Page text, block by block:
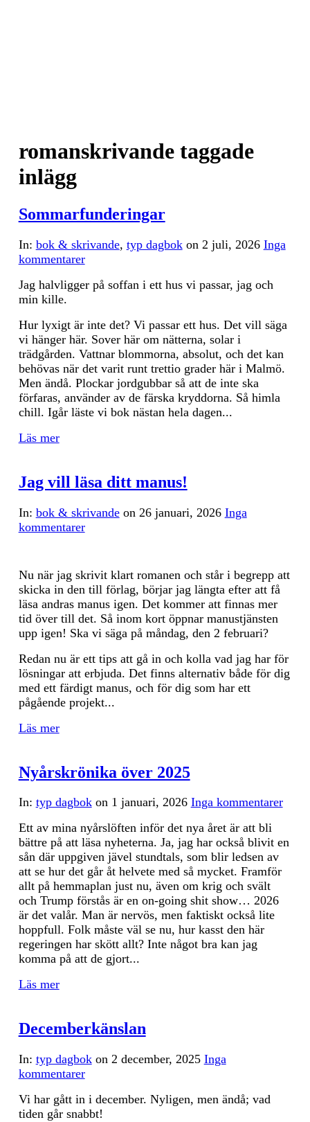
romanskrivande taggade
inlägg
Sommarfunderingar
In: bok & skrivande, typ dagbokon 2 juli, 2026 Inga
kommentarer
Jag halvligger på soffan i ett hus vi passar, jag och
min kille.
Hur lyxigt är inte det? Vi passar ett hus. Det vill säga
vi hänger här. Sover här om nätterna, solar i
trädgården. Vattnar blommorna, absolut, och det kan
behövas när det varit runt trettio grader här i Malmö.
Men ändå. Plockar jordgubbar så att de inte ska
förfaras, använder av de färska kryddorna. Så himla
chill. Igår läste vi bok nästan hela dagen...
Läs mer
Jag vill läsa ditt manus!
In: bok & skrivandeon 26 januari, 2026 Inga
kommentarer
Nu när jag skrivit klart romanen och står i begrepp att
skicka in den till förlag, börjar jag längta efter att få
läsa andras manus igen. Det kommer att finnas mer
tid över till det. Så inom kort öppnar manustjänsten
upp igen! Ska vi säga på måndag, den 2 februari?
Redan nu är ett tips att gå in och kolla vad jag har för
lösningar att erbjuda. Det finns alternativ både för dig
med ett färdigt manus, och för dig som har ett
pågående projekt...
Läs mer
Nyårskrönika över 2025
In: typ dagbokon 1 januari, 2026 Inga kommentarer
Ett av mina nyårslöften inför det nya året är att bli
bättre på att läsa nyheterna. Ja, jag har också blivit en
sån där uppgiven jävel stundtals, som blir ledsen av
att se hur det går åt helvete med så mycket. Framför
allt på hemmaplan just nu, även om krig och svält
och Trump förstås är en on-going shit show… 2026
är det valår. Man är nervös, men faktiskt också lite
hoppfull. Folk måste väl se nu, hur kasst den här
regeringen har skött allt? Inte något bra kan jag
komma på att de gjort...
Läs mer
Decemberkänslan
In: typ dagbokon 2 december, 2025 Inga
kommentarer
Vi har gått in i december. Nyligen, men ändå; vad
tiden går snabbt!